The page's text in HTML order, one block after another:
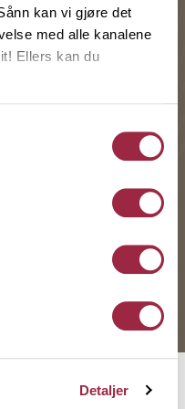
kan vi gjøre det
med alle kanalene
Ellers kan du
Detaljer